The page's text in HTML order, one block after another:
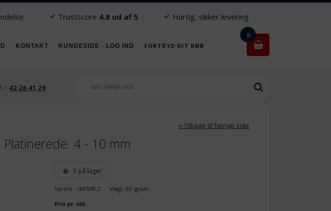
Trustscore 4.8 ud af 5 Hurtig, sikker levering
KONTAKT KUNDESIDE - LOG IND FORTRYD DIT KØB
0
42 26 41 29
«-Tilbage til forrige side
4 - 10 mm
5 på lager
Varenr.:tb0559-2 Vægt:93 gram
Pris pr. stk.